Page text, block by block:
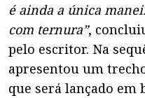
é ainda a única
com ternura”,
pelo escritor. Na
apresentou um
que será lançado em